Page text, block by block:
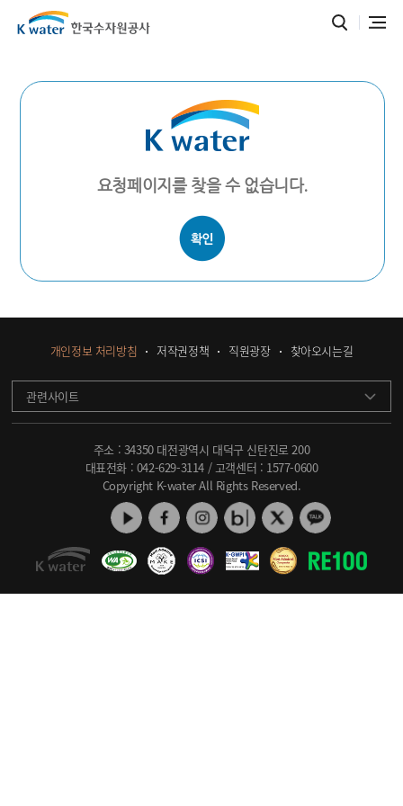
요청페이지를 찾을 수 없습니다.
개인정보 처리방침 저작권정책 직원광장 찾아오시는길
관련사이트
주소 : 34350 대전광역시 대덕구 신탄진로 200
대표전화 : 042-629-3114 / 고객센터 : 1577-0600
Copyright K-water All Rights Reserved.